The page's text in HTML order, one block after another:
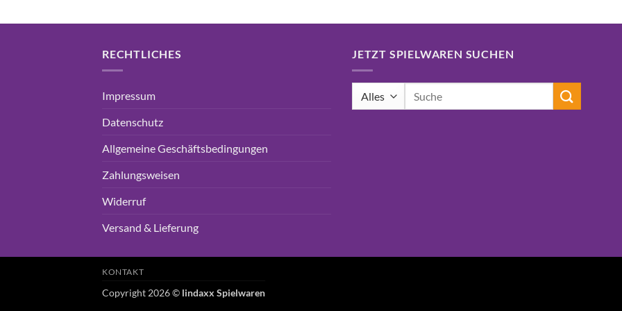
RECHTLICHES
Impressum
Datenschutz
Allgemeine Geschäftsbedingungen
Zahlungsweisen
Widerruf
Versand & Lieferung
JETZT SPIELWAREN SUCHEN
KONTAKT
Copyright 2026 © lindaxx Spielwaren